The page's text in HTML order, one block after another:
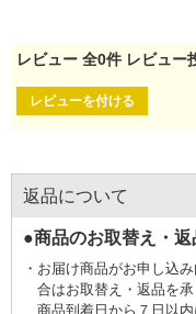
レビュー 全0件 レビュー
レビューを付ける
返品について
●商品のお取替え・
お届け商品がお申し込
合はお取替え・返品を承
商品到着日から７日以